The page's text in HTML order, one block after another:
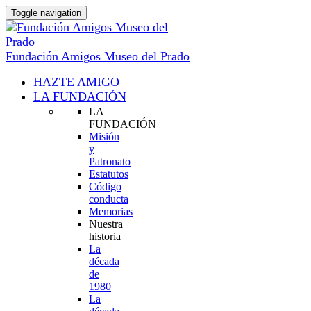
Toggle navigation
Fundación Amigos Museo del Prado
HAZTE AMIGO
LA FUNDACIÓN
LA
FUNDACIÓN
Misión
y
Patronato
Estatutos
Código
conducta
Memorias
Nuestra
historia
La
década
de
1980
La